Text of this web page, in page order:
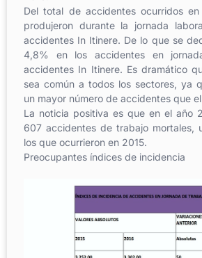
Del total de accidentes ocurridos
produjeron durante la jornada
accidentes In Itinere. De lo que se
4,8% en los accidentes en
accidentes In Itinere. Es dramático
sea común a todos los sectores, ya
un mayor número de accidentes que
La noticia positiva es que en el año
607 accidentes de trabajo mortales,
los que ocurrieron en 2015.
Preocupantes índices de incidencia